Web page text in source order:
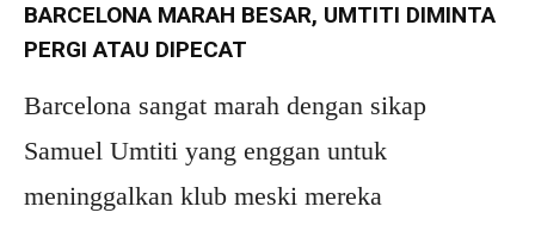
BARCELONA MARAH BESAR, UMTITI DIMINTA
PERGI ATAU DIPECAT
Barcelona sangat marah dengan sikap
Samuel Umtiti yang enggan untuk
meninggalkan klub meski mereka